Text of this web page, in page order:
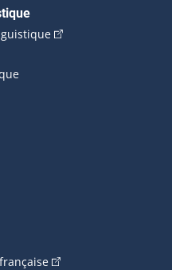
(Cet hyperlien
(Cet hyperlien